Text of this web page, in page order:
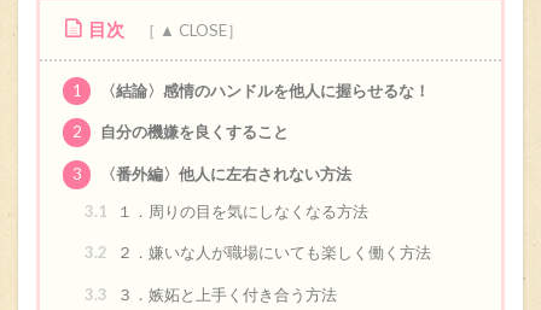
目次
1 〈結論〉感情のハンドルを他人に握らせるな！
2 自分の機嫌を良くすること
3
〈番外編〉他人に左右されない方法
3.1
１．周りの目を気にしなくなる方法
3.2 ２．嫌いな人が職場にいても楽しく働く方法
3.3 ３．嫉妬と上手く付き合う方法